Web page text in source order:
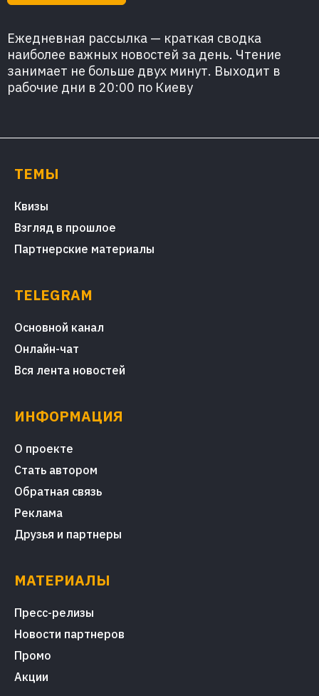
Ежедневная рассылка — краткая сводка
наиболее важных новостей за день. Чтение
занимает не больше двух минут. Выходит в
рабочие дни в 20:00 по Киеву
ТЕМЫ
Квизы
Взгляд в прошлое
Партнерские материалы
TELEGRAM
Основной канал
Онлайн-чат
Вся лента новостей
ИНФОРМАЦИЯ
О проекте
Стать автором
Обратная связь
Реклама
Друзья и партнеры
МАТЕРИАЛЫ
Пресс-релизы
Новости партнеров
Промо
Акции